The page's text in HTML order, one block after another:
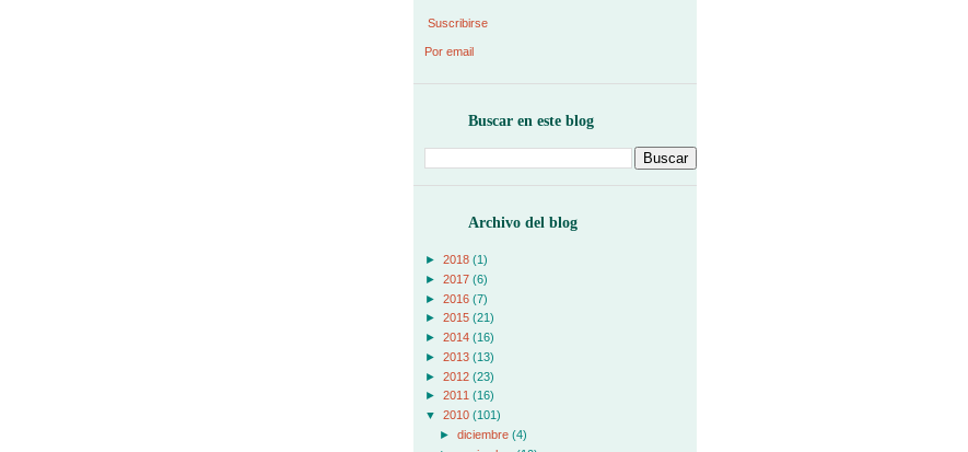
Suscribirse
Por email
Buscar en este blog
Archivo del blog
► 2018 (1)
► 2017 (6)
► 2016 (7)
► 2015 (21)
► 2014 (16)
► 2013 (13)
► 2012 (23)
► 2011 (16)
▼ 2010 (101)
► diciembre (4)